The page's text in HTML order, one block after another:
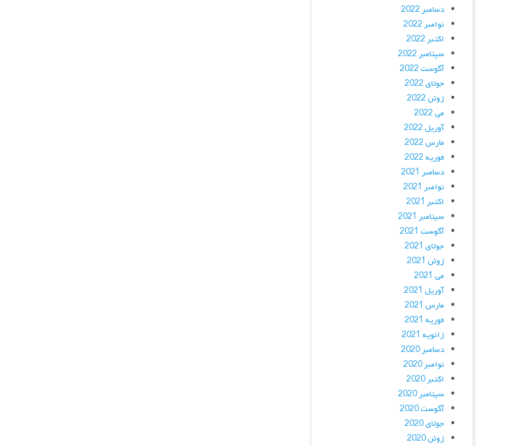
دسامبر 2022
نوامبر 2022
اکتبر 2022
سپتامبر 2022
آگوست 2022
جولای 2022
ژوئن 2022
می 2022
آوریل 2022
مارس 2022
فوریه 2022
دسامبر 2021
نوامبر 2021
اکتبر 2021
سپتامبر 2021
آگوست 2021
جولای 2021
ژوئن 2021
می 2021
آوریل 2021
مارس 2021
فوریه 2021
ژانویه 2021
دسامبر 2020
نوامبر 2020
اکتبر 2020
سپتامبر 2020
آگوست 2020
جولای 2020
ژوئن 2020